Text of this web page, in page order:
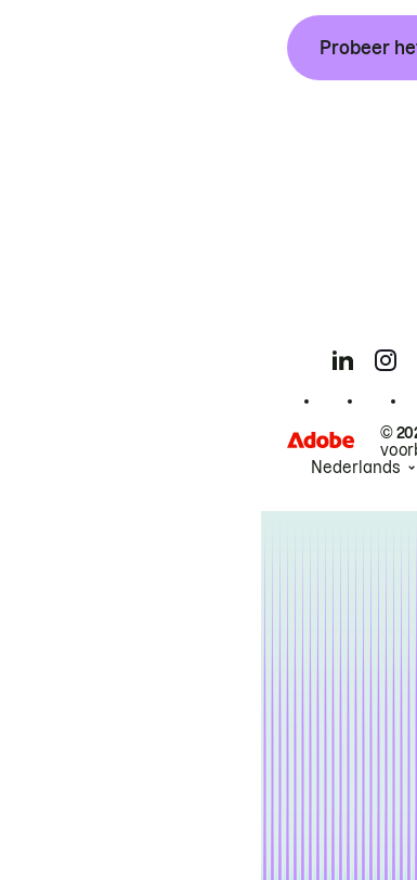
Probeer
©
Nederlands